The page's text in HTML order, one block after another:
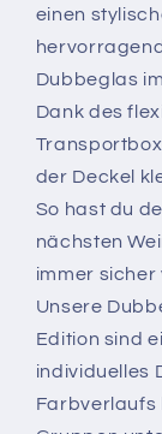
einen
Dubbeglas
Dank des
der Deckel
So hast du
nächsten
immer sicher
Unsere
Edition sind
individuelles
Farbverlaufs